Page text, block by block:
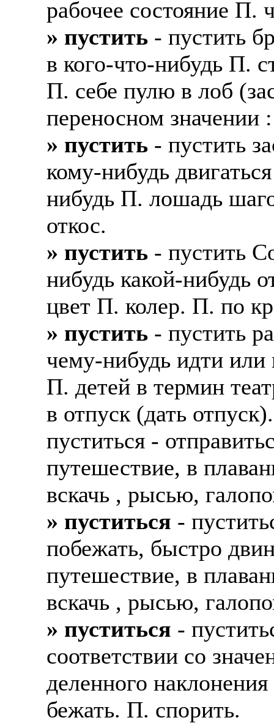
Жилье
Премии. Официальное
часов. 5-6 дневная
ПРОЦЕСС
оформление
работодателя >
прохождение границы,
подобранной заранее
предприятие и место
Лицензия по
ВОЗМОЖНО
ИЗ ЛЮБОГО
Также смотрите
отправке в другие
А также
рабочий,
стикеровщик.
# работа за границей
# работа за рубежом
# трудоустройство за
# трудоустройство за
Подписывать
клиентов, как выгодно
В ходе консультации
доп. услуги
банка на телефон), за
плату.
Пожалуйста, НЕ
Опыт не нужен, но
позициях: менеджер,
курьер, курьер
продажам.
В таких банках, как
Промсвязьбанк,
А также в компаниях:
СДЭК, ПЭК и т.д.
В направлениях: без
консультирование,
рабочее состояние П.
» пустить - пустить
в кого-что-нибудь П.
П. себе пулю в лоб
переносном значении
» пустить - пустить
кому-нибудь
нибудь П. лошадь
откос.
» пустить - пустить
нибудь какой-нибудь
цвет П. колер. П. по
» пустить - пустить
чему-нибудь идти или
П. детей в термин
в отпуск (дать
пуститься -
путешествие, в
вскачь , рысью,
» пуститься -
побежать, быстро
путешествие, в
вскачь , рысью,
» пуститься -
соответствии со
деленного
бежать. П. спорить.